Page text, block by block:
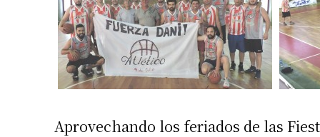
Aprovechando los feriados de las